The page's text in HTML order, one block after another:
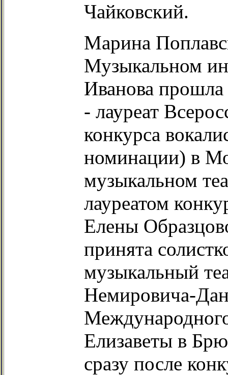
Чайковский.
Марина
Музыкальном
Иванова
- лауреат
конкурса
номинации) в
музыкальном
лауреатом
Елены
принята
музыкальный
Немировича-
Елизаветы в
сразу после